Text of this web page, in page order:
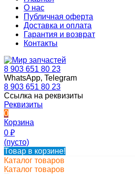
О нас
Публичная оферта
Доставка и оплата
Гарантия и возврат
Контакты
8 903 651 80 23
WhatsApp, Telegram
8 903 651 80 23
Ссылка на реквизиты
Реквизиты
0
Корзина
0 ₽
(пусто)
Товар в корзине!
Каталог товаров
Каталог товаров